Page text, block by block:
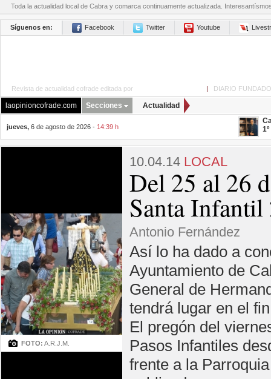
Toda la actualidad local de Cabra y comarca continuamente actualizada.
Síguenos en: Facebook Twitter Youtube
Revista de actualidad cofrade editada por | DIARIO
laopinioncofrade.com Secciones Actualidad
jueves, 6 de agosto de 2026 - 14:39 h
FOTO: A.R.J.M.
10.04.14 LOCAL
Del 25 al 26
Santa Infantil
Antonio Fernández
Así lo ha dado a
Ayuntamiento de
General de
tendrá lugar en el
El pregón del
Pasos Infantiles
frente a la